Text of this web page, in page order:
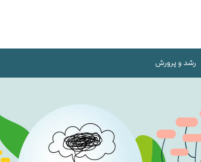
رشد و پرورش